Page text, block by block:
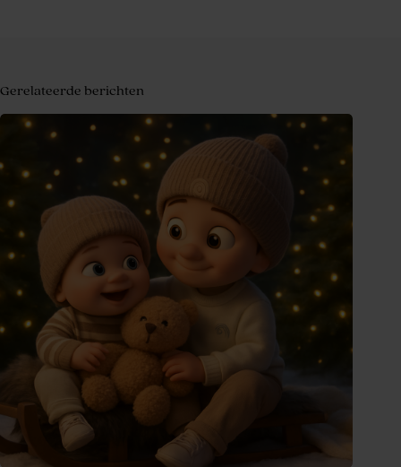
Gerelateerde berichten